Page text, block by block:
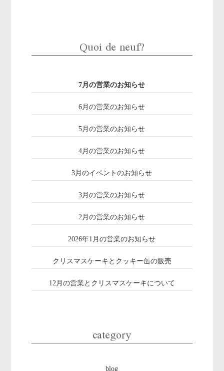
Quoi de neuf?
7月の営業のお知らせ
6月の営業のお知らせ
5月の営業のお知らせ
4月の営業のお知らせ
3月のイベントのお知らせ
3月の営業のお知らせ
2月の営業のお知らせ
2026年1月の営業のお知らせ
クリスマスケーキとクッキー缶の販売
12月の営業とクリスマスケーキについて
category
blog